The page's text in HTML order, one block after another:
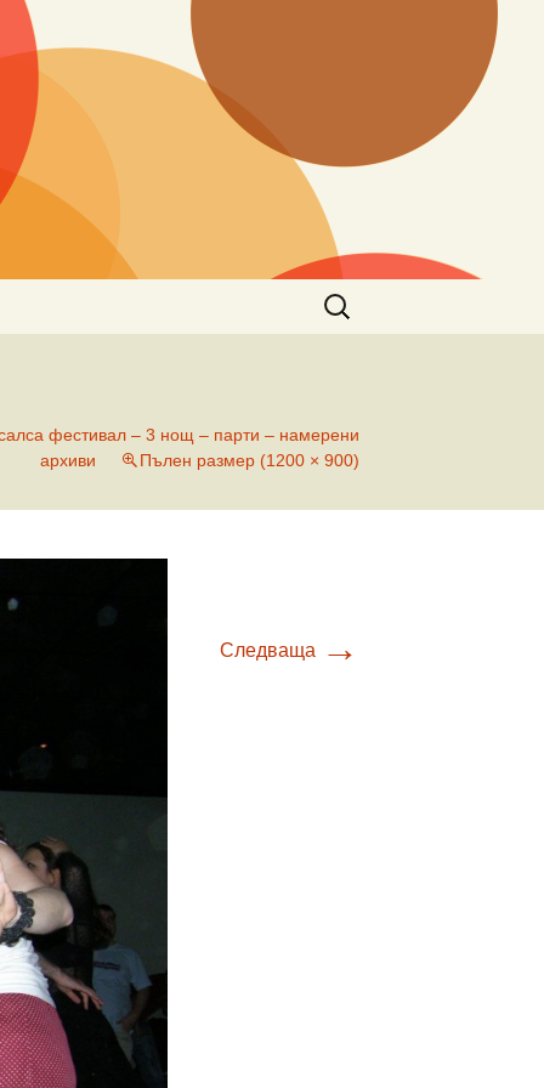
Търсене
за:
фестивал – 3 нощ – парти – намерени
архиви
Пълен размер (1200 × 900)
Следваща →